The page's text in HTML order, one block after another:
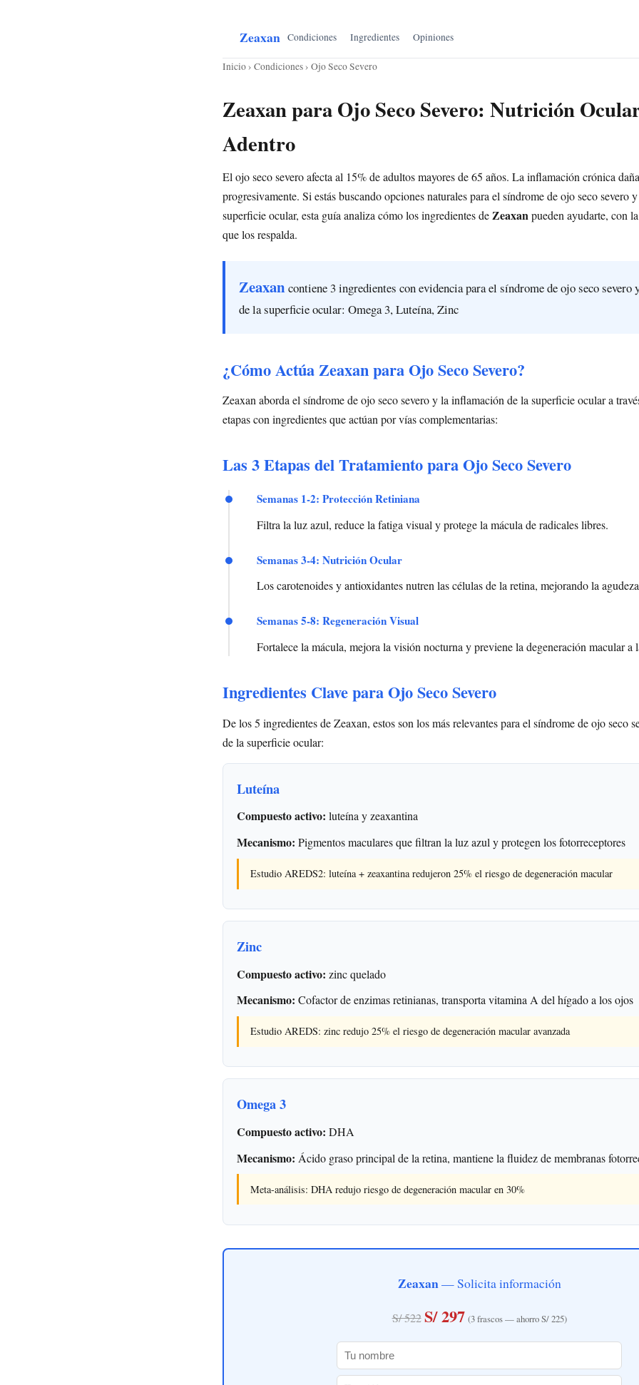
Zeaxan Condiciones Ingredientes Opiniones
Inicio› Condiciones› Ojo Seco Severo
Zeaxan para Ojo Seco Severo: Nutrición
Adentro
El ojo seco severo afecta al 15% de adultos mayores de 65 años. La inflamación crónica
progresivamente. Si estás buscando opciones naturales para el síndrome de ojo seco severo
superficie ocular, esta guía analiza cómo los ingredientes deZeaxanpueden ayudarte, con
que los respalda.
Zeaxan contiene 3 ingredientes con evidencia para el síndrome de ojo seco
de la superficie ocular: Omega 3, Luteína, Zinc
¿Cómo Actúa Zeaxan para Ojo Seco Severo?
Zeaxan aborda el síndrome de ojo seco severo y la inflamación de la superficie ocular a
etapas con ingredientes que actúan por vías complementarias:
Las 3 Etapas del Tratamiento para Ojo Seco Severo
Semanas 1-2: Protección Retiniana
Filtra la luz azul, reduce la fatiga visual y protege la mácula de radicales libres.
Semanas 3-4: Nutrición Ocular
Los carotenoides y antioxidantes nutren las células de la retina, mejorando la
Semanas 5-8: Regeneración Visual
Fortalece la mácula, mejora la visión nocturna y previene la degeneración macular a
Ingredientes Clave para Ojo Seco Severo
De los 5 ingredientes de Zeaxan, estos son los más relevantes para el síndrome de ojo seco
de la superficie ocular:
Luteína
Compuesto activo: luteína y zeaxantina
Mecanismo: Pigmentos maculares que filtran la luz azul y protegen los fotorreceptores
Estudio AREDS2: luteína + zeaxantina redujeron 25% el riesgo de degeneración macular
Zinc
Compuesto activo: zinc quelado
Mecanismo: Cofactor de enzimas retinianas, transporta vitamina A del hígado a los ojos
Estudio AREDS: zinc redujo 25% el riesgo de degeneración macular avanzada
Omega 3
Compuesto activo: DHA
Mecanismo: Ácido graso principal de la retina, mantiene la fluidez de membranas
Meta-análisis: DHA redujo riesgo de degeneración macular en 30%
Zeaxan— Solicita información
S/ 522 S/ 297 (3 frascos — ahorro S/ 225)